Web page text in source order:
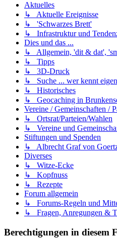
Aktuelles
↳ Aktuelle Ereignisse
↳ 'Schwarzes Brett'
↳ Infrastruktur und
Dies und das ...
↳ Allgemein, 'dit & dat',
↳ Tipps
↳ 3D-Druck
↳ Suche ... wer kennt
↳ Historisches
↳ Geocaching in
Vereine / Gemeinschaften /
↳ Ortsrat/Parteien/Wahlen
↳ Vereine und
Stiftungen und Spenden
↳ Albrecht Graf von
Diverses
↳ Witze-Ecke
↳ Kopfnuss
↳ Rezepte
Forum allgemein
↳ Forums-Regeln und
↳ Fragen, Anregungen &
Berechtigungen in diesem